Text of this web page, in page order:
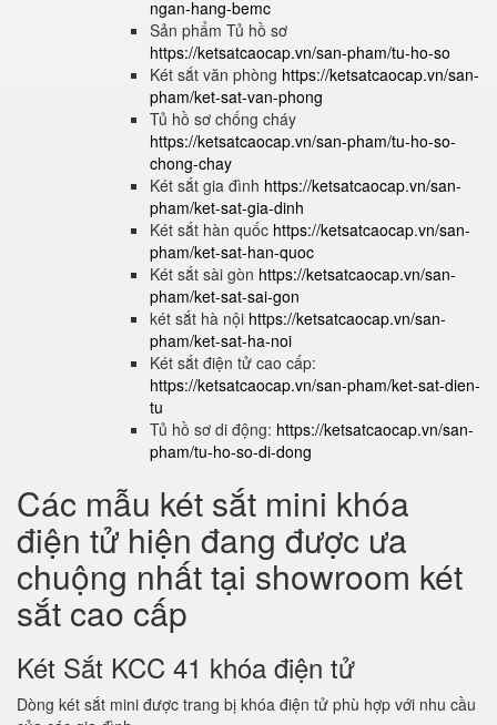
ngan-hang-bemc
Sản phẩm Tủ hồ sơ
https://ketsatcaocap.vn/san-pham/tu-ho-so
Két sắt văn phòng https://ketsatcaocap.vn/san-
pham/ket-sat-van-phong
Tủ hồ sơ chống cháy
https://ketsatcaocap.vn/san-pham/tu-ho-so-
chong-chay
Két sắt gia đình https://ketsatcaocap.vn/san-
pham/ket-sat-gia-dinh
Két sắt hàn quốc https://ketsatcaocap.vn/san-
pham/ket-sat-han-quoc
Két sắt sài gòn https://ketsatcaocap.vn/san-
pham/ket-sat-sai-gon
két sắt hà nội https://ketsatcaocap.vn/san-
pham/ket-sat-ha-noi
Két sắt điện tử cao cấp:
https://ketsatcaocap.vn/san-pham/ket-sat-dien-
tu
Tủ hồ sơ di động: https://ketsatcaocap.vn/san-
pham/tu-ho-so-di-dong
Các mẫu két sắt mini khóa
điện tử hiện đang được ưa
chuộng nhất tại showroom két
sắt cao cấp
Két Sắt KCC 41 khóa điện tử
Dòng két sắt mini được trang bị khóa điện tử phù hợp với nhu cầu